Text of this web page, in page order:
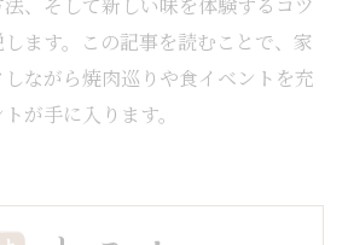
ます。この記事を読むことで、家
ながら焼肉巡りや食イベントを充
が手に入ります。